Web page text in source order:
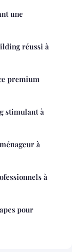
une
réussi à
premium
stimulant à
à
à
pour